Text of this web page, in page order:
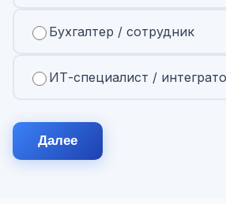
Бухгалтер / сотрудник
ИТ-специалист /
Далее